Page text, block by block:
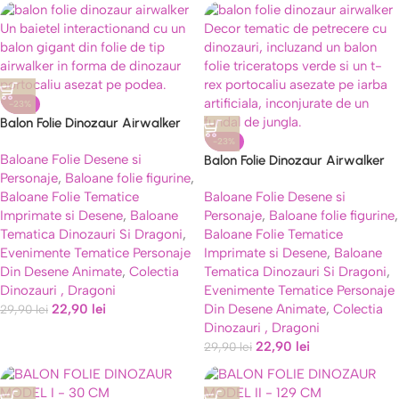
-23%
Balon Folie Dinozaur Airwalker
Baloane Folie Desene si
Personaje, Baloane folie figurine,
Baloane Folie Tematice
Imprimate si Desene, Baloane
Tematica Dinozauri Si Dragoni,
Evenimente Tematice Personaje
Din Desene Animate, Colectia
Dinozauri , Dragoni
29,90lei 22,90 lei
-23%
Balon Folie Dinozaur Airwalker
Baloane Folie Desene si
Personaje, Baloane folie figurine,
Baloane Folie Tematice
Imprimate si Desene, Baloane
Tematica Dinozauri Si Dragoni,
Evenimente Tematice Personaje
Din Desene Animate, Colectia
Dinozauri , Dragoni
29,90lei 22,90 lei